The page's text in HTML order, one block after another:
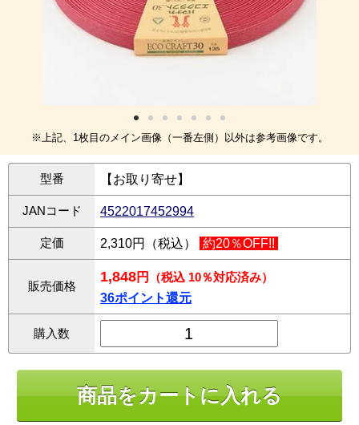
※上記、1枚目のメイン画像（一番左側）以外は参考画像です。
型番 【お取り寄せ】
JANコード 4522017452994
定価 2,310円（税込） 約20％OFF!!
販売価格
1,848円
（税込 10％対応済み）
36ポイント還元
購入数